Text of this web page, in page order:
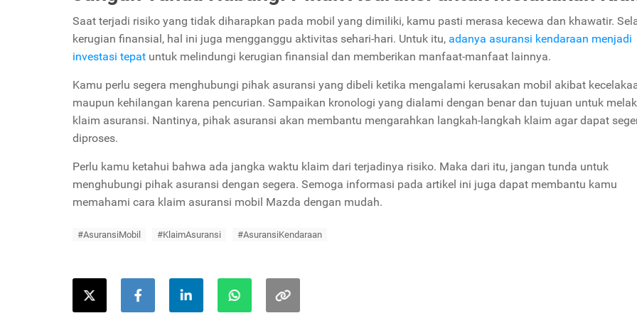
Saat terjadi risiko yang tidak diharapkan pada mobil yang dimiliki, kamu pasti merasa kecewa dan khawatir.
kerugian finansial, hal ini juga mengganggu aktivitas sehari-hari. Untuk itu, adanya asuransi kendaraan menjadi
investasi tepat untuk melindungi kerugian finansial dan memberikan manfaat-manfaat lainnya.
Kamu perlu segera menghubungi pihak asuransi yang dibeli ketika mengalami kerusakan mobil akibat
maupun kehilangan karena pencurian. Sampaikan kronologi yang dialami dengan benar dan tujuan untuk
klaim asuransi. Nantinya, pihak asuransi akan membantu mengarahkan langkah-langkah klaim agar dapat
diproses.
Perlu kamu ketahui bahwa ada jangka waktu klaim dari terjadinya risiko. Maka dari itu, jangan tunda untuk
menghubungi pihak asuransi dengan segera. Semoga informasi pada artikel ini juga dapat membantu kamu
memahami cara klaim asuransi mobil Mazda dengan mudah.
#AsuransiMobil #KlaimAsuransi #AsuransiKendaraan